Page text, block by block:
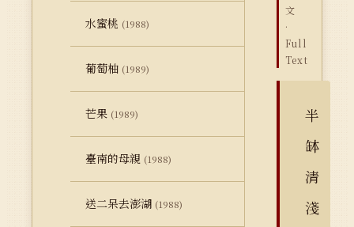
水蜜桃 (1988)
葡萄柚 (1989)
芒果 (1989)
臺南的母親 (1988)
送二呆去澎湖 (1988)
文
·
Full
Text
半
缽
清
淺